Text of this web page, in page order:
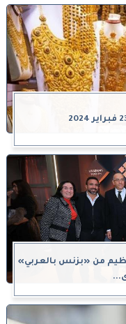
من «بزنس بالعربي»